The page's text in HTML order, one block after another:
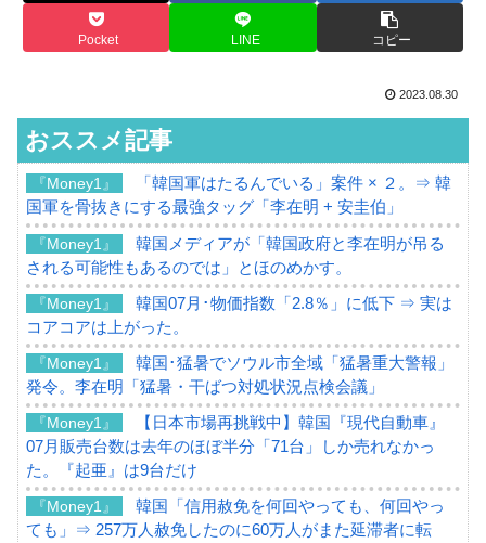
Pocket LINE コピー
2023.08.30
おススメ記事
『Money1』
「韓国軍はたるんでいる」案件 × ２。⇒ 韓
国軍を骨抜きにする最強タッグ「李在明 + 安圭伯」
『Money1』
韓国メディアが「韓国政府と李在明が吊る
される可能性もあるのでは」とほのめかす。
『Money1』
韓国07月･物価指数「2.8％」に低下 ⇒ 実は
コアコアは上がった。
『Money1』
韓国･猛暑でソウル市全域「猛暑重大警報」
発令。李在明「猛暑・干ばつ対処状況点検会議」
『Money1』
【日本市場再挑戦中】韓国『現代自動車』
07月販売台数は去年のほぼ半分「71台」しか売れなかっ
た。『起亜』は9台だけ
『Money1』
韓国「信用赦免を何回やっても、何回やっ
ても」⇒ 257万人赦免したのに60万人がまた延滞者に転